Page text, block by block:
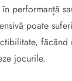
performanță
poate
făcând
jocurile.